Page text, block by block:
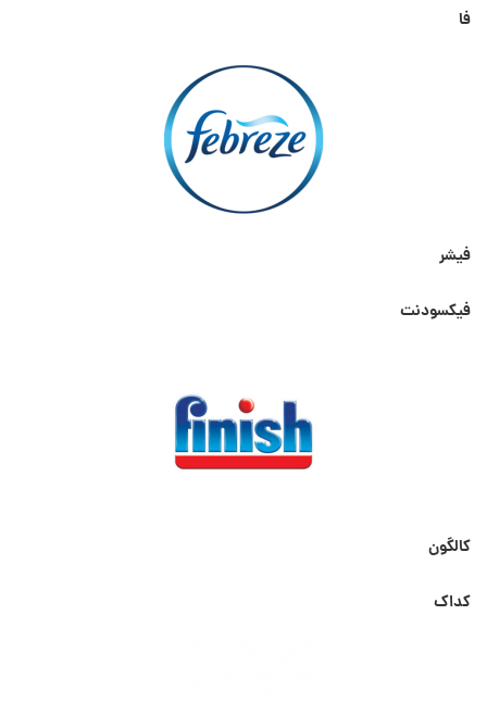
فا
فیشر
فیکسودنت
کالگون
کداک